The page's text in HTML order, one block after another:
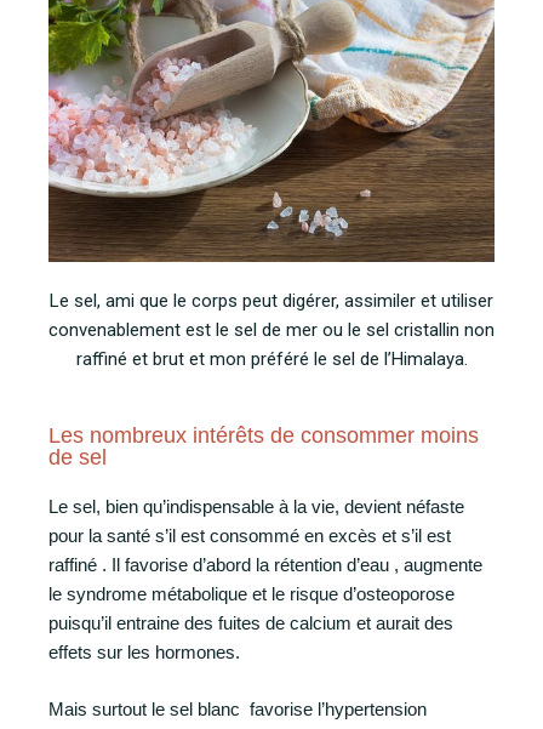
Le sel, ami que le corps peut digérer, assimiler et utiliser
convenablement est le sel de mer ou le sel cristallin non
raffiné et brut et mon préféré le sel de l’Himalaya.
Les nombreux intérêts de consommer moins
de sel
Le sel, bien qu’indispensable à la vie, devient néfaste
pour la santé s’il est consommé en excès et s’il est
raffiné . Il favorise d’abord la rétention d’eau , augmente
le syndrome métabolique et le risque d’osteoporose
puisqu’il entraine des fuites de calcium et aurait des
effets sur les hormones.
Mais surtout le sel blanc favorise l’hypertension